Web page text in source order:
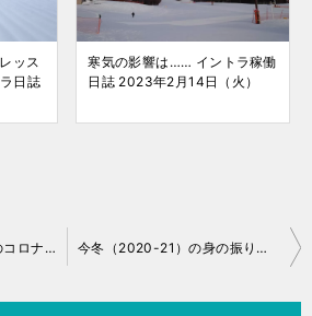
ッス
日誌
寒気の影響は…… イントラ稼働
日誌 2023年2月14日（火）
会津高原高畑スキー場のコロナ対策2020-21 今冬（2020-21）の身の振り方は……